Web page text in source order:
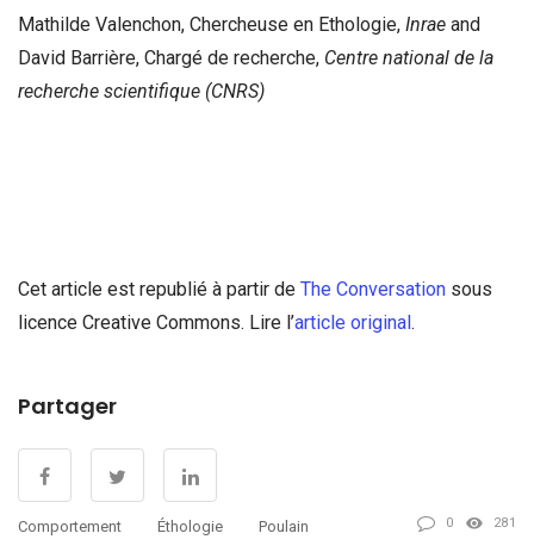
Mathilde Valenchon, Chercheuse en Ethologie, Inrae and
David Barrière, Chargé de recherche, Centre national de la
recherche scientifique (CNRS)
Cet article est republié à partir de The Conversation sous
licence Creative Commons. Lire l’article original.
Partager
Comportement Éthologie Poulain 0 281